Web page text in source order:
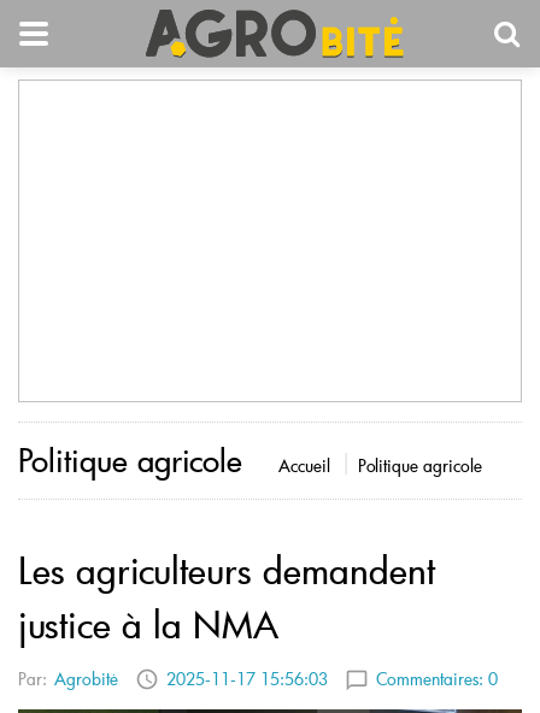
Politique agricole Accueil Politique agricole
Les agriculteurs demandent
justice à la NMA
Par: Agrobitė 2025-11-17 15:56:03 Commentaires: 0